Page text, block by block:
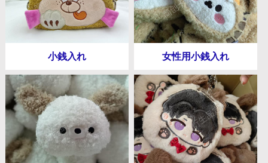
小銭入れ 女性用小銭入れ